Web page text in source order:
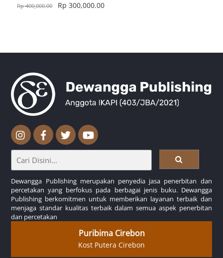
Rp400,000.00 Rp 300,000.00
Dewangga Publishing merupakan penyedia jasa penerbitan dan
percetakan yang berfokus pada berbagai jenis buku. Dewangga
Publishing berkomitmen untuk memberikan layanan terbaik dan
menjaga standar kualitas terbaik dalam semua aspek penerbitan
dan percetakan
Puribima Cirebon
Kost Putera Cirebon